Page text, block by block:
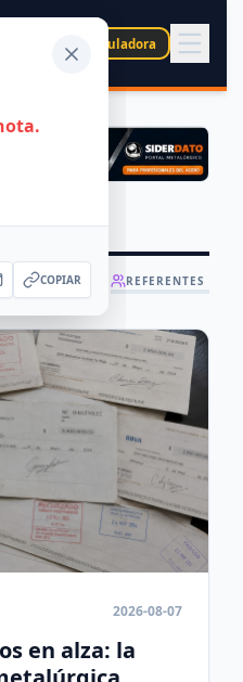
Calculadora
CAMARAS REFERENTES
2026-08-07
en alza: la
COPIAR